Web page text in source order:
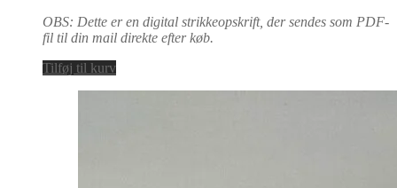
OBS: Dette er en digital strikkeopskrift, der sendes som PDF-
fil til din mail direkte efter køb.
Tilføj til kurv